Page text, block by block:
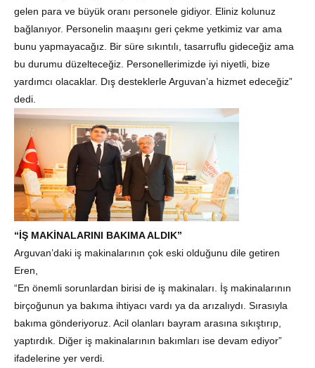
gelen para ve büyük oranı personele gidiyor. Eliniz kolunuz
bağlanıyor. Personelin maaşını geri çekme yetkimiz var ama
bunu yapmayacağız. Bir süre sıkıntılı, tasarruflu gideceğiz ama
bu durumu düzelteceğiz. Personellerimizde iyi niyetli, bize
yardımcı olacaklar. Dış desteklerle Arguvan’a hizmet edeceğiz”
dedi.
“İŞ MAKİNALARINI BAKIMA ALDIK”
Arguvan’daki iş makinalarının çok eski olduğunu dile getiren
Eren,
“En önemli sorunlardan birisi de iş makinaları. İş makinalarının
birçoğunun ya bakıma ihtiyacı vardı ya da arızalıydı. Sırasıyla
bakıma gönderiyoruz. Acil olanları bayram arasına sıkıştırıp,
yaptırdık. Diğer iş makinalarının bakımları ise devam ediyor”
ifadelerine yer verdi.